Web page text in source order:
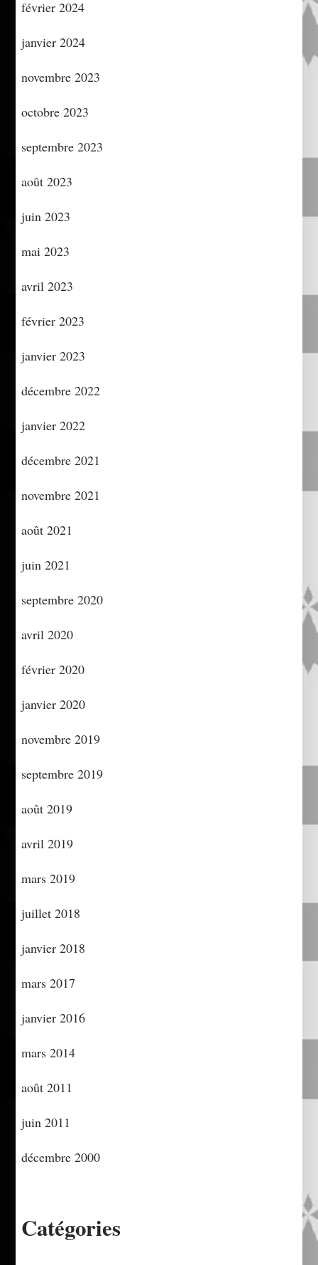
février 2024
janvier 2024
novembre 2023
octobre 2023
septembre 2023
août 2023
juin 2023
mai 2023
avril 2023
février 2023
janvier 2023
décembre 2022
janvier 2022
décembre 2021
novembre 2021
août 2021
juin 2021
septembre 2020
avril 2020
février 2020
janvier 2020
novembre 2019
septembre 2019
août 2019
avril 2019
mars 2019
juillet 2018
janvier 2018
mars 2017
janvier 2016
mars 2014
août 2011
juin 2011
décembre 2000
Catégories